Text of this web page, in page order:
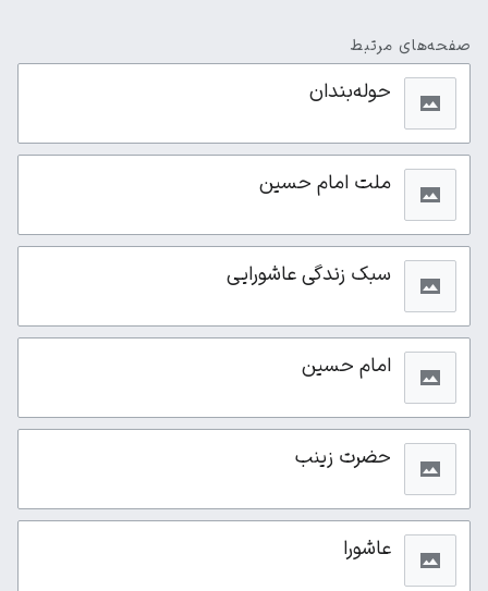
صفحه‌های مرتبط
حوله‌بندان
ملت امام حسین
سبک زندگی عاشورایی
امام حسین
حضرت زینب
عاشورا